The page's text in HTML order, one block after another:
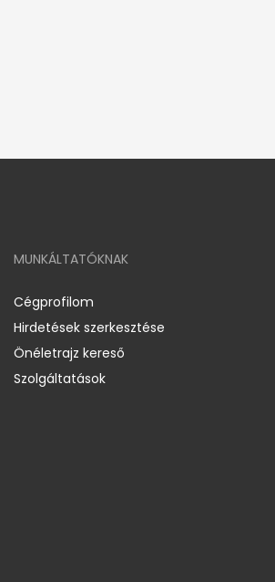
MUNKÁLTATÓKNAK
Cégprofilom
Hirdetések szerkesztése
Önéletrajz kereső
Szolgáltatások